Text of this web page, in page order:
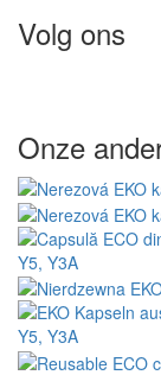
Volg ons
Onze